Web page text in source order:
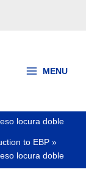
MENU
locura doble
to EBP
locura doble